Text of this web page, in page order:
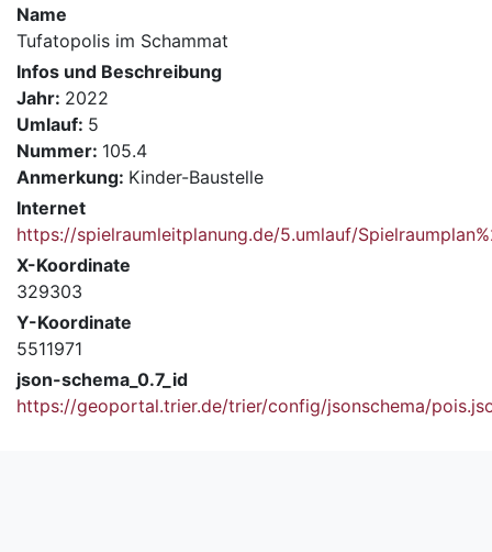
Name
Tufatopolis im Schammat
Infos und Beschreibung
Jahr: 2022
Umlauf: 5
Nummer: 105.4
Anmerkung: Kinder-Baustelle
Internet
https://spielraumleitplanung.de/5.umlauf/
X-Koordinate
329303
Y-Koordinate
5511971
json-schema_0.7_id
https://geoportal.trier.de/trier/config/jsonschema/